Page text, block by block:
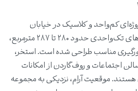
کم‌واحد و کلاسیک در خیابان
نیاززاده است که با واحدهای تک‌واحدی حدود ۲۸۰ تا ۲۸۷ مترمربع،
مناسب طراحی شده است. استخر،
اجتماعات و روف‌گاردن از امکانات
موقعیت آرام، نزدیکی به مجموعه